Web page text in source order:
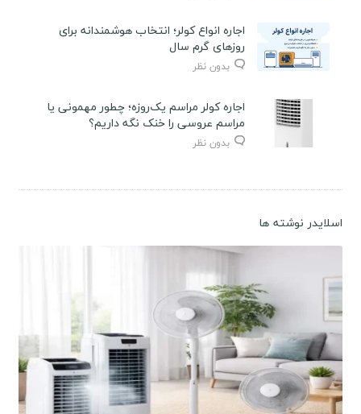
اجاره انواع کولر؛ انتخاب هوشمندانه برای
روزهای گرم سال
بدون نظر
اجاره کولر مراسم یک‌روزه؛ چطور مهمونی یا
مراسم عروسی را خنک نگه داریم؟
بدون نظر
اسلایدر نوشته ها